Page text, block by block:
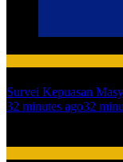
Survei Kepuasan
32 minutes ago32